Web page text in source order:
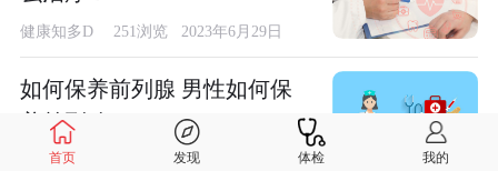
健康知多D 251浏览 2023年6月29日
如何保养前列腺 男性如何保
养前列腺
健康知多D 180浏览 2023年6月27日
首页 发现 体检 我的